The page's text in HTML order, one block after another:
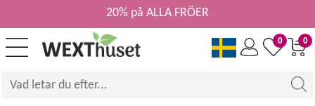
0
0
20% på ALLA FRÖER